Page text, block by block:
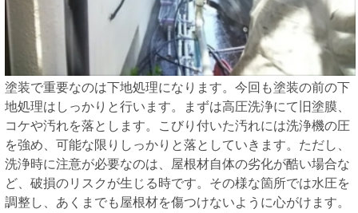
塗装で重要なのは下地処理になります。今回も塗装の前の下
地処理はしっかりと行います。まずは高圧洗浄にて旧塗膜、
コケや汚れを落とします。こびり付いた汚れには洗浄機の圧
を強め、可能な限りしっかりと落としていきます。ただし、
洗浄時に注意が必要なのは、屋根材自体の劣化が酷い場合な
ど、破損のリスクが生じる時です。その様な箇所では水圧を
調整し、あくまでも屋根材を傷つけないように心がけます。